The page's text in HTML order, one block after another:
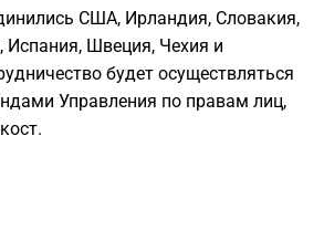
США, Ирландия, Словакия,
Испания, Швеция, Чехия и
будет осуществляться
Управления по правам лиц,